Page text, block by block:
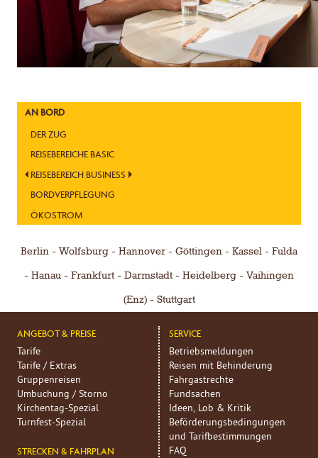
AN BORD
DER ZUG
REISEBEREICHE BASIC
REISEBEREICH BUSINESS
BORDVERPFLEGUNG
ÖKOSTROM
Berlin Wolfsburg Hannover Göttingen Kassel
Fulda
Hanau
Frankfurt Darmstadt Heidelberg
Vaihingen
(Enz)
Stuttgart
ANGEBOT & PREISE
Tarife
Tarife / Extras
Gruppenreisen
Umbuchung / Storno
Kirchentag-Spezial
Turnfest-Spezial
STRECKEN & FAHRPLAN
SERVICE
Betriebsmeldungen
Reisen mit Behinderung
Fahrgastrechte
Fundsachen
Ideen, Lob & Kritik
Beförderungs­bedingungen
und Tarif­bestimmungen
FAQ